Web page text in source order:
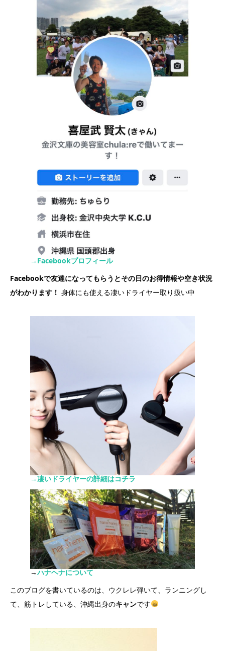
→Facebookプロフィール
Facebookで友達になってもらうとその日のお得情報や空き状況
がわかります！ 身体にも使える凄いドライヤー取り扱い中
→凄いドライヤーの詳細はコチラ
→ハナヘナについて
このブログを書いているのは、ウクレレ弾いて、ランニングし
て、筋トレしている、沖縄出身のキャンです